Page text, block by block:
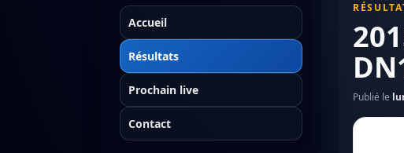
Accueil
Résultats
Prochain live
Contact
Publié le